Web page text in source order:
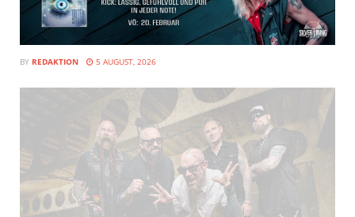
BY REDAKTION 5 AUGUST, 2026